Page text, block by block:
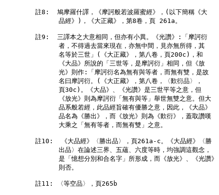
        註8:  鳩摩羅什譯，《摩訶般若波羅蜜經》，(以下簡稱《大
              品經》)，《大正藏》，第8卷，頁 261a。
        註9:  三譯本之大意相同，但亦有小異。《光讚》:「摩訶衍
              者，不得過去當來現在，亦無中間，見亦無所得，其
              名等於三世」(《大正藏》，第八卷，頁200c)，和
              《大品》所說的「三世等，是摩訶衍」相同，但《放
              光》則作:「摩訶衍名為無有與等者，而無有雙，是故
              名曰摩訶衍。(《大正藏》，第八卷，〈歎衍品〉，
              頁30c)。《大品》、《光讚》是三世平等之意，但
              《放光》則為摩訶衍「無有與等」舉世無雙之意。但大
              品系般若經，此品經旨確有優勝之意，因此，《大品》
              品名為《勝出》，而《放光》則為《歎衍》，蓋取讚嘆
              大乘之「無有等者，而無有雙」之意。
        註10:  《大品經》〈勝出品〉，頁261a-c。《大品經》〈勝
              出品〉在論述三界、五蘊、六度等時，均強調這觀念，
              是「憶想分別和合名字」所形成，而《放光》、《光讚》
              則否。
        註11: 〈等空品〉，頁265b